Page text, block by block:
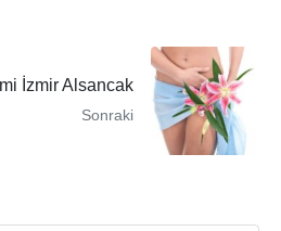
İzmir Alsancak
Sonraki